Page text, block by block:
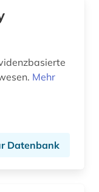
Mehr
Datenbank